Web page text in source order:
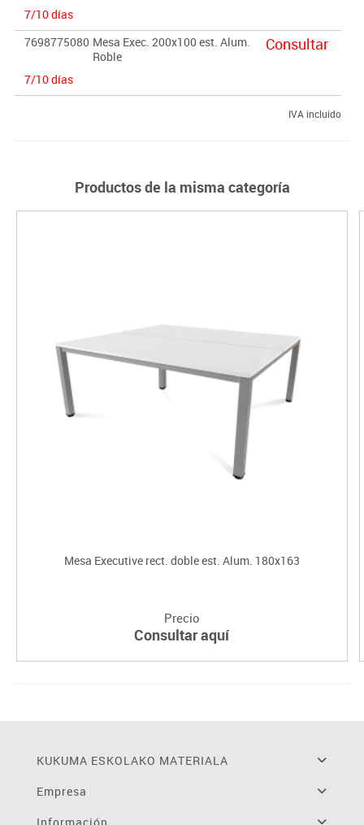
7/10 días
7698775080 Mesa Exec. 200x100 est. Alum.
Roble
7/10 días
Consultar
IVA incluido
Productos de la misma categoría
Mesa Executive rect. doble est. Alum. 180x163
Precio
Consultar aquí
KUKUMA ESKOLAKO MATERIALA
Empresa
Información